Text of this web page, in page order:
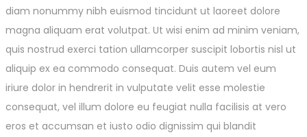
diam nonummy nibh euismod tincidunt ut laoreet dolore
magna aliquam erat volutpat. Ut wisi enim ad minim veniam,
quis nostrud exerci tation ullamcorper suscipit lobortis nisl ut
aliquip ex ea commodo consequat. Duis autem vel eum
iriure dolor in hendrerit in vulputate velit esse molestie
consequat, vel illum dolore eu feugiat nulla facilisis at vero
eros et accumsan et iusto odio dignissim qui blandit